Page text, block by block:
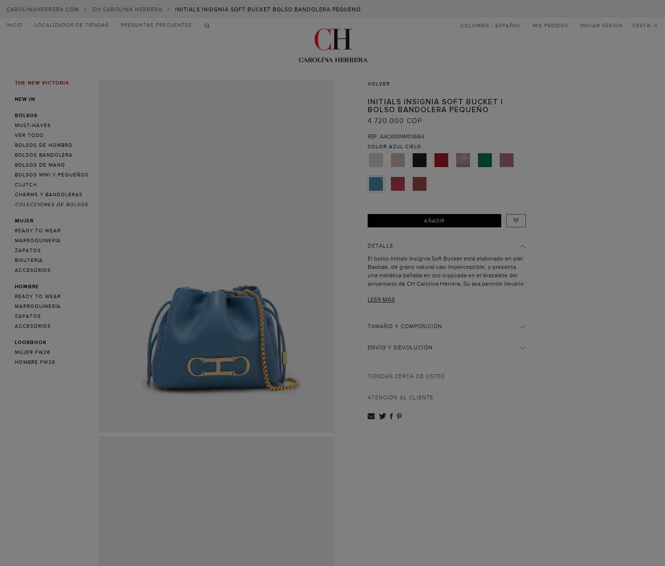
CAROLINAHERRERA.COM > CH CAROLINA HERRERA > INITIALS INSIGNIA SOFT BUCKET BOLSO BANDOLERA PEQUENO
INICIO LOCALIZADOR DE TIENDAS PREGUNTAS FRECUENTES COLOMBIA | ESPAÑOL MIS PEDIDOS INICIAR SESIÓN CESTA: 0
MENUTHE NEW VICTORIA
NEW IN
BOLSOS
MUST-HAVES
VER TODO
BOLSOS DE HOMBRO
BOLSOS BANDOLERA
BOLSOS DE MANO
BOLSOS MINI Y PEQUEÑOS
CLUTCH
CHARMS Y BANDOLERAS
COLECCIONES DE BOLSOS
MUJER
READY TO WEAR
MARROQUINERÍA
ZAPATOS
BISUTERÍA
ACCESORIOS
HOMBRE
READY TO WEAR
MARROQUINERÍA
ZAPATOS
ACCESORIOS
LOOKBOOK
MUJER FW26
HOMBRE FW26
VOLVER
INITIALS INSIGNIA SOFT BUCKET |
BOLSO BANDOLERA PEQUEÑO
4.720.000 COP
REF. AACA10NM03664
COLOR AZUL CIELO
AÑADIR
DETALLE
El bolso Initials Insignia Soft Bucket está elaborado en piel
Baobab, de grano natural casi imperceptible, y presenta
una metálica bañada en oro inspirada en el brazalete del
aniversario de CH Carolina Herrera. Su asa permite llevarlo
Asa de cadena.
tono.
Todas las pieles utilizadas para confeccionar
Hecho a mano en España.
esta vez traslada las iniciales de Carolina al diseño del
simétrico. Esta pieza está elaborada a mano por los
LEER MÁS
TAMAÑO Y COMPOSICIÓN
ENVÍO Y DEVOLUCIÓN
TIENDAS CERCA DE USTED
ATENCIÓN AL CLIENTE